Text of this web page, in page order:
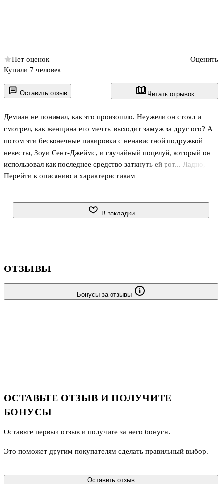
Оставить отзыв Читать отрывок
Демиан не понимал, как это произошло. Неужели он стоял и
смотрел, как женщина его мечты выходит замуж за друг ого? А
потом эти бесконечные пикировки с ненавистной подружкой
невесты, Зоуи Сент-Джеймс, и случайный поцелуй, который он
использовал как последнее средство заткнуть ей рот... Ладно,
поцелуй еше можно объяснить стрессом. Но как он мот на две
Перейти к описанию и характеристикам
Нет оценок
Оценить
Купили 7 человек
В закладки
ОТЗЫВЫ
Бонусы за отзывы
ОСТАВЬТЕ ОТЗЫВ И ПОЛУЧИТЕ
БОНУСЫ
Оставьте первый отзыв и получите за него бонусы.
Это поможет другим покупателям сделать правильный выбор.
Оставить отзыв